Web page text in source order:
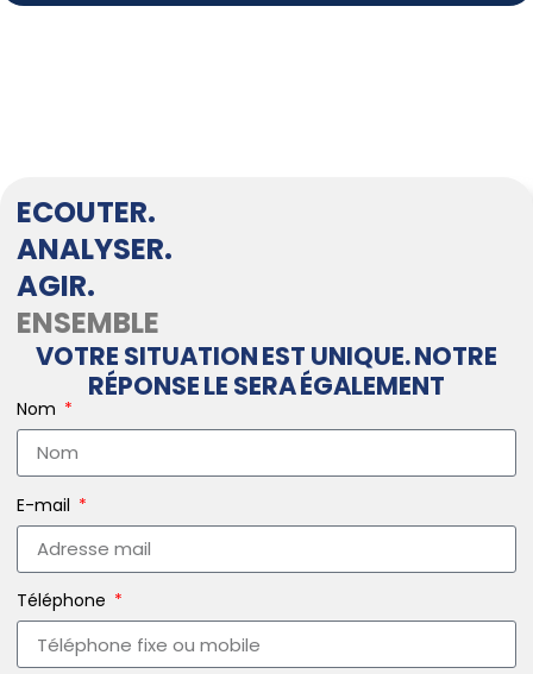
ECOUTER.
ANALYSER.
AGIR.
ENSEMBLE
VOTRE SITUATION EST UNIQUE. NOTRE
RÉPONSE LE SERA ÉGALEMENT
Nom
E-mail
Téléphone